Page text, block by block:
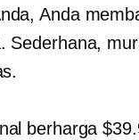
Anda
Sederhana,
berharga